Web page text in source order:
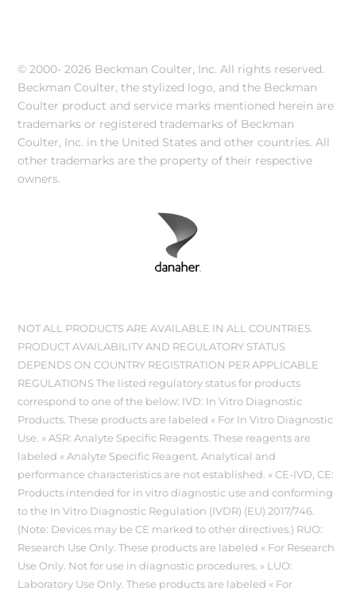
© 2000-2026 Beckman Coulter, Inc. All rights reserved.
Beckman Coulter, the stylized logo, and the Beckman
Coulter product and service marks mentioned herein are
trademarks or registered trademarks of Beckman
Coulter, Inc. in the United States and other countries. All
other trademarks are the property of their respective
owners.
NOT ALL PRODUCTS ARE AVAILABLE IN ALL COUNTRIES.
PRODUCT AVAILABILITY AND REGULATORY STATUS
DEPENDS ON COUNTRY REGISTRATION PER APPLICABLE
REGULATIONS The listed regulatory status for products
correspond to one of the below: IVD: In Vitro Diagnostic
Products. These products are labeled « For In Vitro Diagnostic
Use. » ASR: Analyte Specific Reagents. These reagents are
labeled « Analyte Specific Reagent. Analytical and
performance characteristics are not established. » CE-IVD, CE:
Products intended for in vitro diagnostic use and conforming
to the In Vitro Diagnostic Regulation (IVDR) (EU) 2017/746.
(Note: Devices may be CE marked to other directives.) RUO:
Research Use Only. These products are labeled « For Research
Use Only. Not for use in diagnostic procedures. » LUO:
Laboratory Use Only. These products are labeled « For